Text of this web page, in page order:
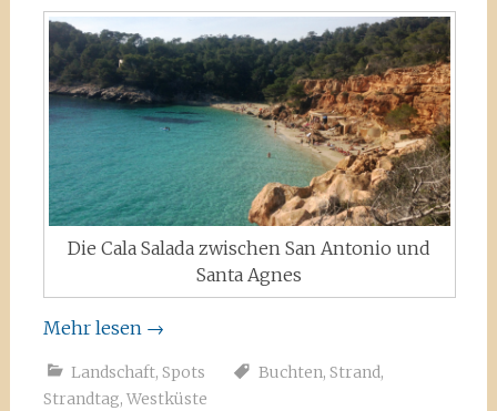
Die Cala Salada zwischen San Antonio und
Santa Agnes
Mehr lesen →
Landschaft, Spots Buchten, Strand,
Strandtag, Westküste